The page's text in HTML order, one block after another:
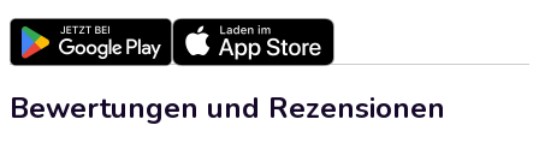
Bewertungen und Rezensionen